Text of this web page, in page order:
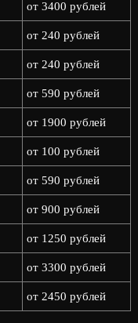
от 3400 рублей
от 240 рублей
от 240 рублей
от 590 рублей
от 1900 рублей
от 100 рублей
от 590 рублей
от 900 рублей
от 1250 рублей
от 3300 рублей
от 2450 рублей